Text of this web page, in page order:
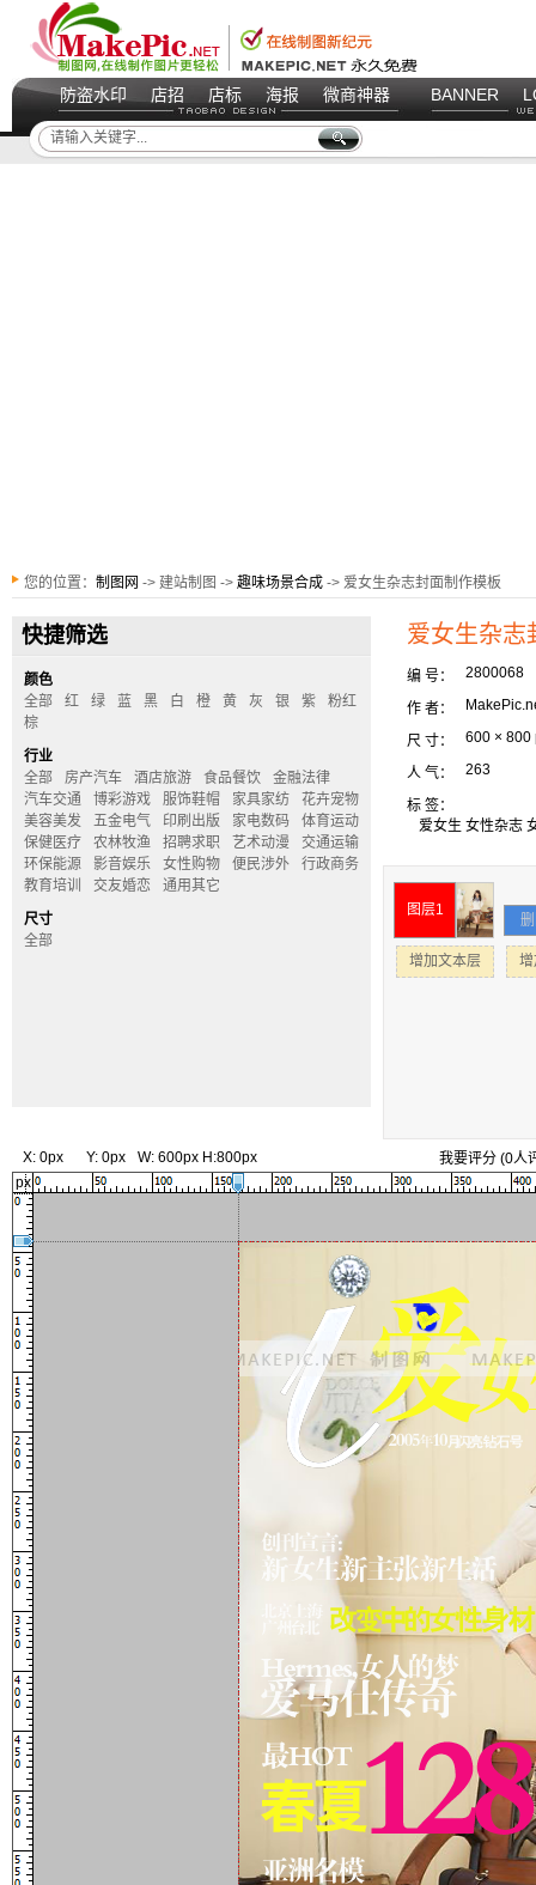
防盗水印 店招 店标 海报 微商神器 BANNER
您的位置： 制图网 -> 建站制图 -> 趣味场景合成 -> 爱女生杂志封面制作模板
快捷筛选
颜色
全部
红 绿 蓝 黑 白 橙 黄 灰 银 紫
粉红
棕
行业
全部
房产汽车 酒店旅游 食品餐饮
金融法律
汽车交通
博彩游戏 服饰鞋帽 家具家纺
花卉宠物
美容美发
五金电气 印刷出版 家电数码
体育运动
保健医疗
农林牧渔 招聘求职 艺术动漫
交通运输
环保能源
影音娱乐 女性购物 便民涉外
行政商务
教育培训
交友婚恋
通用其它
尺寸
全部
爱女生杂志
编 号： 2800068
作 者：
尺 寸： 600 × 800
人 气： 263
标 签：
爱女生 女性杂志
图层1
增加文本层
X: 0px Y: 0px W: 600px H:800px 我要评分 (0人
px